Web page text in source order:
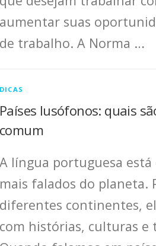
aumentar suas
de trabalho. A Norma …
DICAS
Países lusófonos: quais
comum
A língua portuguesa
mais falados do planeta.
diferentes continentes,
com histórias, culturas e